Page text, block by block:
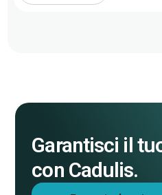
Garantisci il
con Cadulis.